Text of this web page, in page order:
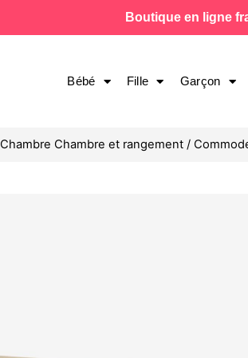
Boutique en ligne
Bébé Fille Garçon
Chambre Chambre et rangement /